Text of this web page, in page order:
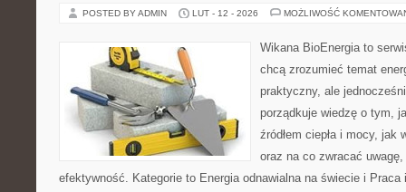
POSTED BY ADMIN LUT - 12 - 2026 MOŻLIWOŚĆ
Wikana BioEnergia to
chcą zrozumieć temat
praktyczny, ale
porządkuje wiedzę o tym,
źródłem ciepła i mocy,
oraz na co zwracać
efektywność. Kategorie to Energia odnawialna na świecie i